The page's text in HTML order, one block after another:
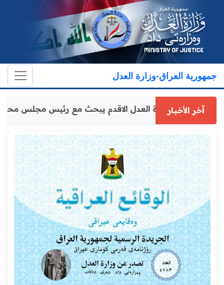
جمهورية العراق-وزارة العدل
آخر الأخباروكيل وزارة العدل الاقدم يبحث مع رئيس مجلس